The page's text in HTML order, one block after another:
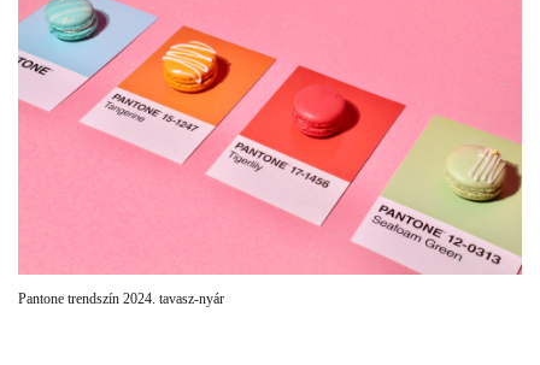
Pantone trendszín 2024. tavasz-nyár